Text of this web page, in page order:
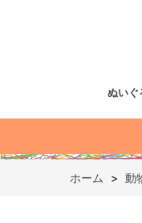
ぬいぐ
ホーム > 動